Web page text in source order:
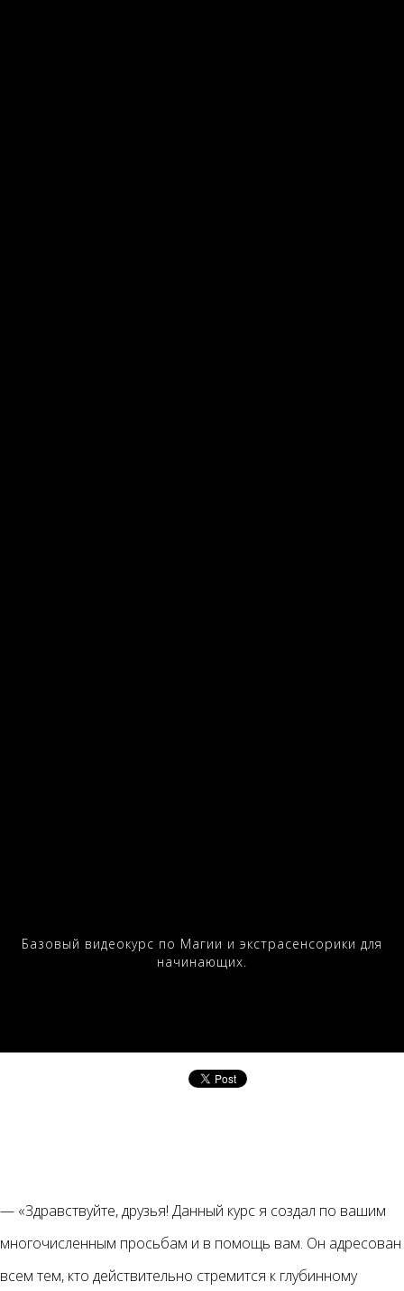
Базовый видеокурс по Магии и экстрасенсорики для
начинающих.
— «Здравствуйте, друзья! Данный курс я создал по вашим
многочисленным просьбам и в помощь вам. Он адресован
всем тем, кто действительно стремится к глубинному